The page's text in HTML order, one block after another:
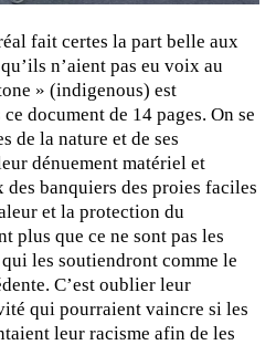
fait certes la part belle aux
n’aient pas eu voix au
» (indigenous) est
document de 14 pages. On se
de la nature et de ses
dénuement matériel et
banquiers des proies faciles
et la protection du
plus que ce ne sont pas les
les soutiendront comme le
C’est oublier leur
qui pourraient vaincre si les
leur racisme afin de les